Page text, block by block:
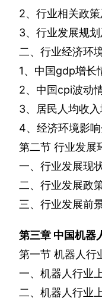
2、行业相关政
3、行业发展规
二、行业经济环
1、中国gdp增长
2、中国cpi波动
3、居民人均收
4、经济环境影
第二节 行业发展
一、行业发展现
二、行业发展政
三、行业发展前
第三章 中国机器
第一节 机器人行
一、机器人行业
二、机器人行业